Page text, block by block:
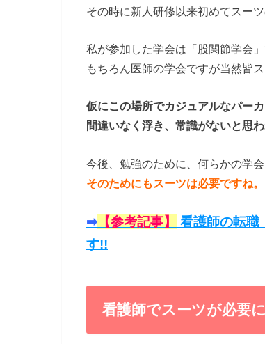
その時に新人研修以来初めてスー
私が参加した学会は「股関節学会」
もちろん医師の学会ですが当然皆ス
仮にこの場所でカジュアルなパー
間違いなく浮き、常識がないと思わ
今後、勉強のために、何らかの学
そのためにもスーツは必要ですね。
➡︎ 【参考記事】
看護師の転職
す!!
看護師でスーツが必要